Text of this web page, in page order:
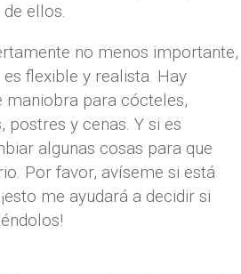
ellos.
no menos importante,
flexible y realista. Hay
maniobra para cócteles,
postres y cenas. Y si es
algunas cosas para que
Por favor, avíseme si está
me ayudará a decidir si